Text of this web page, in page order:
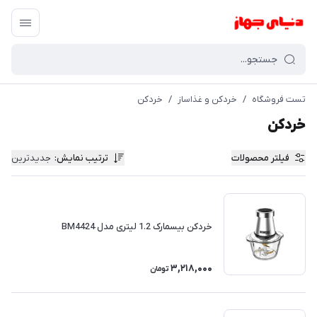
تست فروشگاه / خردکن و غذاساز / خردکن
خردکن
فیلتر محصولات ترتیب نمایش: جدیدترین
خردکن بیسمارک 1.2 لیتری مدل BM4424
3,218,000 تومان